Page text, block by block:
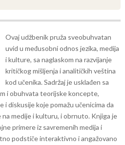
Ovaj udžbenik pruža sveobuhvatan
uvid u međusobni odnos jezika, medija
i kulture, sa naglaskom na razvijanje
kritičkog mišljenja i analitičkih veština
kod učenika. Sadržaj je usklađen sa
i obuhvata teorijske koncepte,
i diskusije koje pomažu učenicima da
medije i kulturu, i obrnuto. Knjiga je
primere iz savremenih medija i
podstiče interaktivno i angažovano